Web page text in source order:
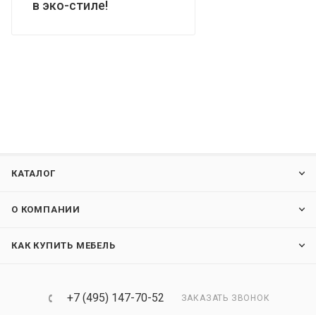
в эко-стиле!
КАТАЛОГ
О КОМПАНИИ
КАК КУПИТЬ МЕБЕЛЬ
+7 (495) 147-70-52 ЗАКАЗАТЬ ЗВОНОК